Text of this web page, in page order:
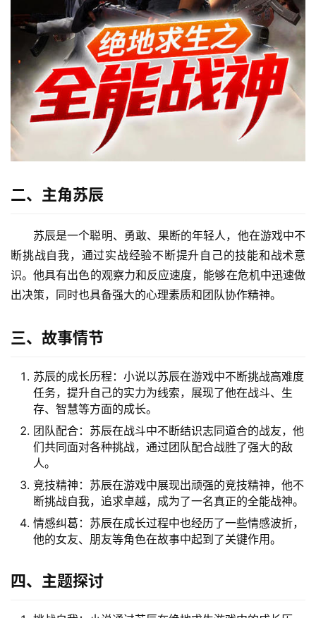
二、主角苏辰
苏辰是一个聪明、勇敢、果断的年轻人，他在游戏中不
断挑战自我，通过实战经验不断提升自己的技能和战术意
识。他具有出色的观察力和反应速度，能够在危机中迅速做
出决策，同时也具备强大的心理素质和团队协作精神。
三、故事情节
苏辰的成长历程：小说以苏辰在游戏中不断挑战高难度
任务，提升自己的实力为线索，展现了他在战斗、生
存、智慧等方面的成长。
团队配合：苏辰在战斗中不断结识志同道合的战友，他
们共同面对各种挑战，通过团队配合战胜了强大的敌
人。
竞技精神：苏辰在游戏中展现出顽强的竞技精神，他不
断挑战自我，追求卓越，成为了一名真正的全能战神。
情感纠葛：苏辰在成长过程中也经历了一些情感波折，
他的女友、朋友等角色在故事中起到了关键作用。
四、主题探讨